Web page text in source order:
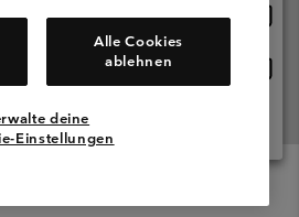
13:00 & 14:00- 18:00 Uhr
Alle Cookies
ablehnen
deine
Einstellungen
Länder Anzeigen